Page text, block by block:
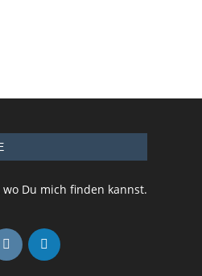
Du mich finden kannst.